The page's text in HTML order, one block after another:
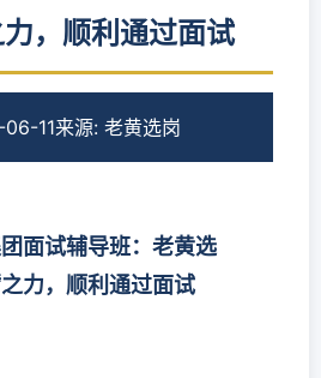
，顺利通过面试
11来源: 老黄选岗
面试辅导班：老黄选
力，顺利通过面试